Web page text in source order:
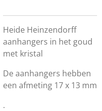
Heide Heinzendorff
aanhangers in het goud
met kristal
De aanhangers hebben
een afmeting 17 x 13 mm
.